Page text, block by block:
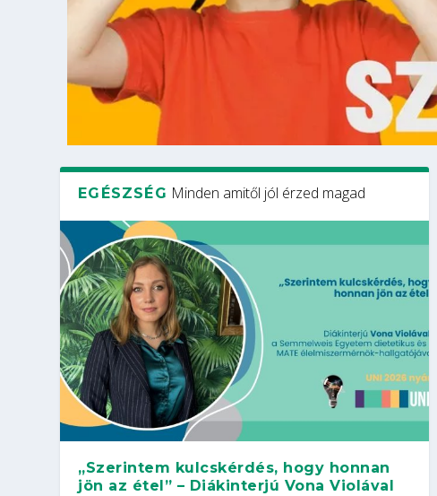
EGÉSZSÉG Minden amitől jól érzed magad
„Szerintem kulcskérdés, hogy honnan
jön az étel” – Diákinterjú Vona Violával